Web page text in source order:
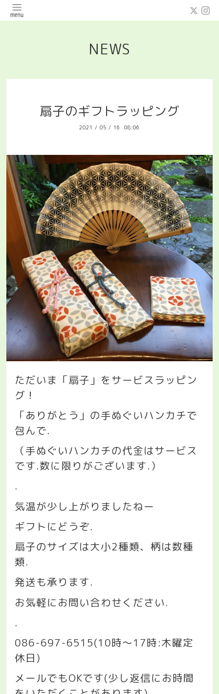
NEWS
扇子のギフトラッピング
2021 / 05 / 16 08:06
ただいま「扇子」をサービスラッピン
グ！
「ありがとう」の手ぬぐいハンカチで
包んで.
（手ぬぐいハンカチの代金はサービス
です.数に限りがございます. ）
.
気温が少し上がりましたねー
ギフトにどうぞ.
扇子のサイズは大小2種類、柄は数種
類.
発送も承ります.
お気軽にお問い合わせください.
.
086-697-6515(10時〜17時:木曜定
休日)
メールでもOKです(少し返信にお時間